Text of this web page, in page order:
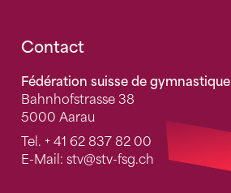
Fusszeile
Contact
Fédération suisse de gymnastique
Bahnhofstrasse 38
5000 Aarau
Tel. + 41 62 837 82 00
E-Mail: stv@stv-fsg.ch